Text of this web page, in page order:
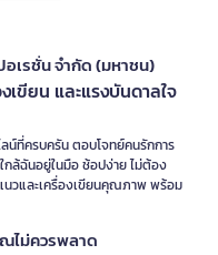
อเรชั่น จำกัด (มหาชน)
เขียน และแรงบันดาลใจ
น์ที่ครบครัน ตอบโจทย์คนรักการ
ล้ฉันอยู่ในมือ ช้อปง่าย ไม่ต้อง
นวและเครื่องเขียนคุณภาพ พร้อม
ไม่ควรพลาด